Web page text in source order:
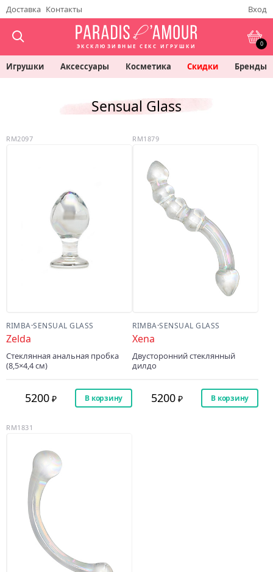
Доставка Контакты Вход
ЭКСКЛЮЗИВНЫЕ СЕКС ИГРУШКИ 0
Игрушки Аксессуары Косметика Скидки Бренды
Sensual Glass
RIMBA·SENSUAL GLASS
Zelda
Стеклянная анальная пробка
(8,5×4,4 см)
RM2097
5200 В корзину
RIMBA·SENSUAL GLASS
Xena
Двусторонний стеклянный
дилдо
RM1879
5200 В корзину
RM1831